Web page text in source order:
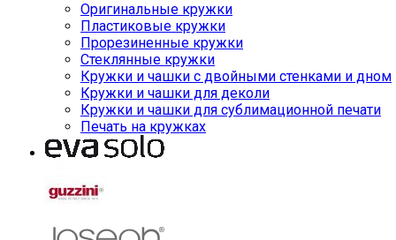
Оригинальные кружки
Пластиковые кружки
Прорезиненные кружки
Стеклянные кружки
Кружки и чашки с двойными стенками и дном
Кружки и чашки для деколи
Кружки и чашки для сублимационной печати
Печать на кружках